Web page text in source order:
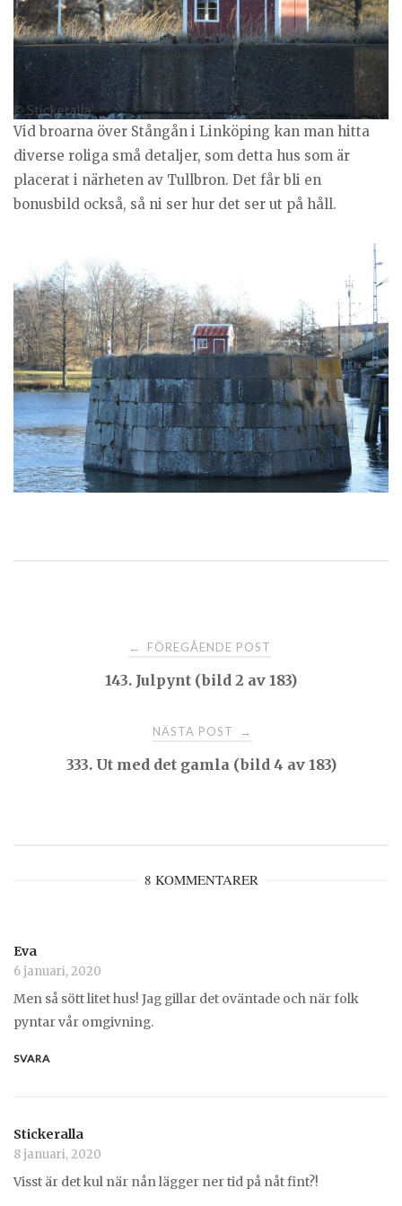
Vid broarna över Stångån i Linköping kan man hitta
diverse roliga små detaljer, som detta hus som är
placerat i närheten av Tullbron. Det får bli en
bonusbild också, så ni ser hur det ser ut på håll.
navigation
← FÖREGÅENDE POST
143. Julpynt (bild 2 av 183)
NÄSTA POST →
333. Ut med det gamla (bild 4 av 183)
8 KOMMENTARER
Eva
6 januari, 2020
Men så sött litet hus! Jag gillar det oväntade och när folk
pyntar vår omgivning.
SVARA
Stickeralla
8 januari, 2020
Visst är det kul när nån lägger ner tid på nåt fint?!